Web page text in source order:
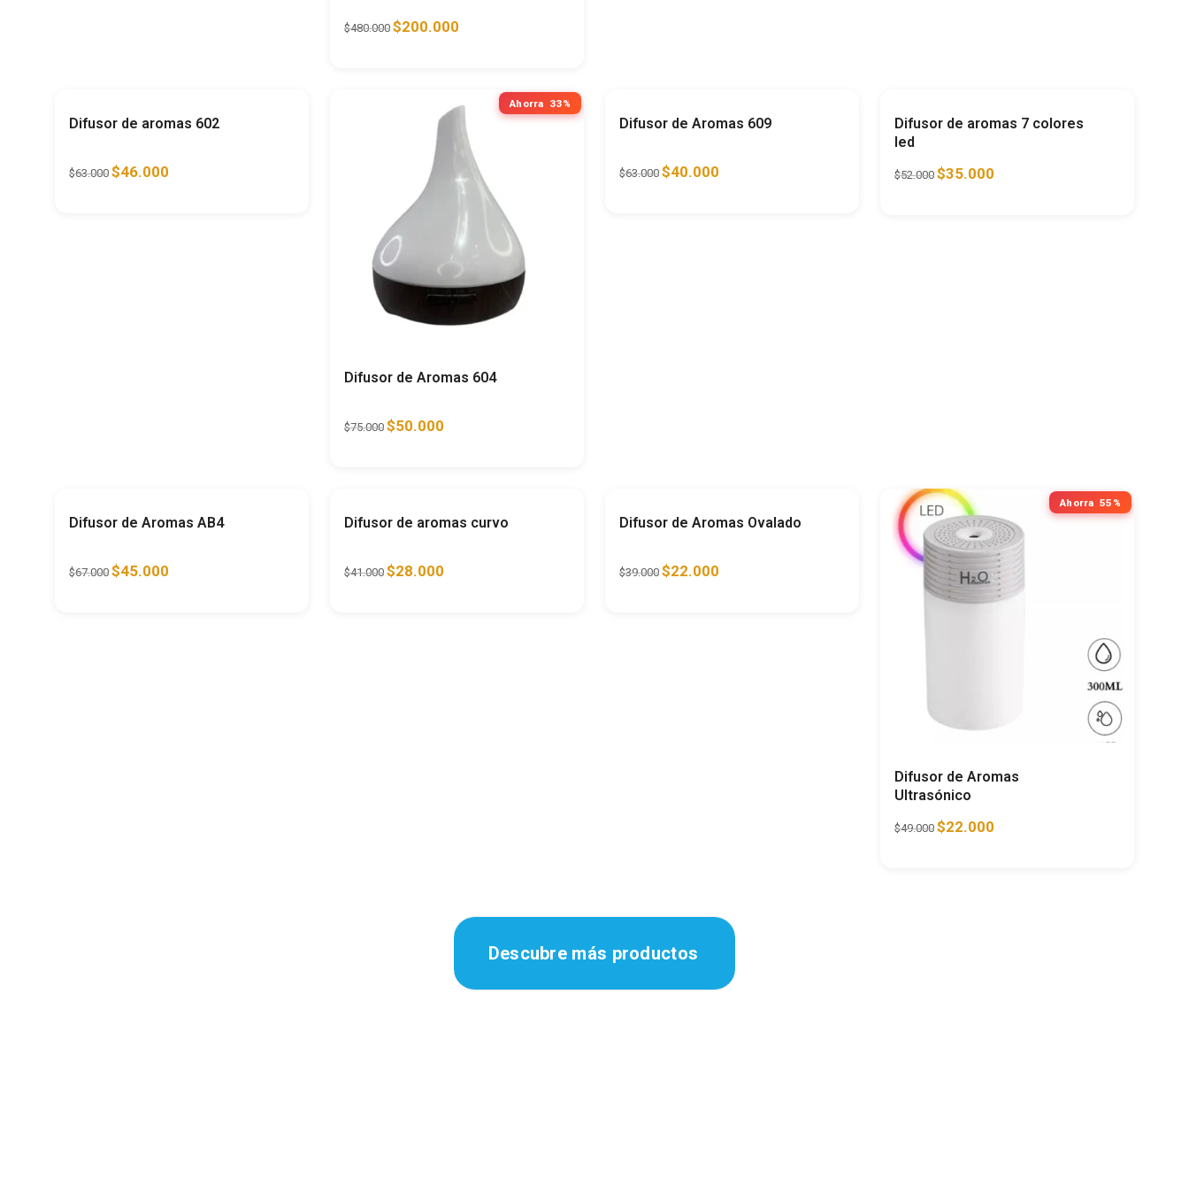
$480.000 $200.000
Difusor de aromas 602
$63.000 $46.000
Ahorra 33%
Difusor de Aromas 604
$75.000 $50.000
Difusor de Aromas 609
$63.000 $40.000
Difusor de aromas 7 colores
led
$52.000 $35.000
Difusor de Aromas AB4
$67.000 $45.000
Difusor de aromas curvo
$41.000 $28.000
Difusor de Aromas Ovalado
$39.000 $22.000
Ahorra 55%
Difusor de Aromas
Ultrasónico
$49.000 $22.000